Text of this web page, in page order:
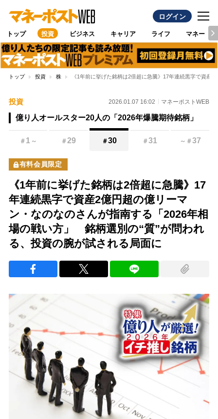
ログイン
トップ 投資 ビジネス キャリア ライフ マネー
トップ 投資 株 《1年前に挙げた銘柄は2倍超に急騰》17年連続黒字で資
投資 2026.01.07 16:02 マネーポストWEB
億り人オールスター20人の「2026年爆騰期待銘柄」
＃ 1 ～ ＃29 ＃30 ＃31 ～ ＃37
有料会員限定
《1年前に挙げた銘柄は2倍超に急騰》17
年連続黒字で資産2億円超の億リーマ
ン・なのなのさんが指南する「2026年相
場の戦い方」 銘柄選別の“質”が問われ
る、投資の腕が試される局面に